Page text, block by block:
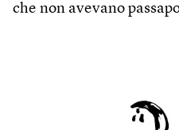
che non avevano